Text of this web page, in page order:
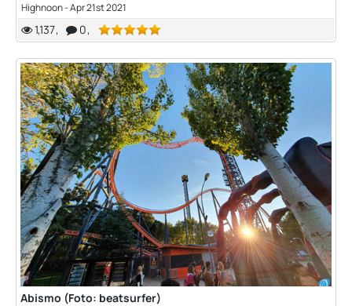
Highnoon-Apr 21st 2021
1,137 0
Abismo (Foto: beatsurfer)